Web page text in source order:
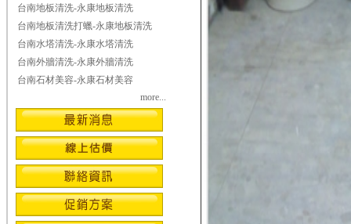
台南地板清洗-永康地板清洗
台南地板清洗打蠟-永康地板清洗
台南水塔清洗-永康水塔清洗
台南外牆清洗-永康外牆清洗
台南石材美容-永康石材美容
more...